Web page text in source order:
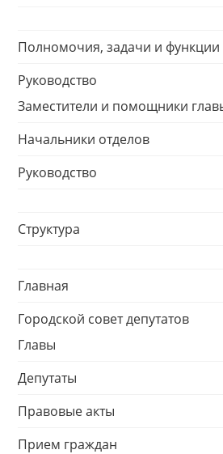
Полномочия, задачи и функции
Руководство
Заместители и помощники
Начальники отделов
Руководство
Структура
Главная
Городской совет депутатов
Главы
Депутаты
Правовые акты
Прием граждан